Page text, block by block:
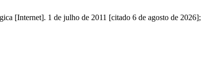
[Internet]. 1 de julho de 2011 [citado 6 de agosto de 2026];